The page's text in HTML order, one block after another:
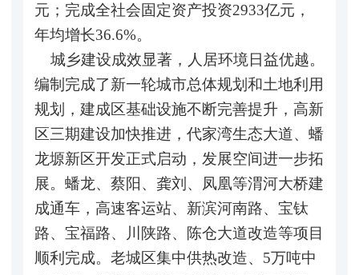
元；完成全社会固定资产投资2933亿元，
年均增长36.6%。
城乡建设成效显著，人居环境日益优越。
编制完成了新一轮城市总体规划和土地利用
规划，建成区基础设施不断完善提升，高新
区三期建设加快推进，代家湾生态大道、蟠
龙塬新区开发正式启动，发展空间进一步拓
展。蟠龙、蔡阳、龚刘、凤凰等渭河大桥建
成通车，高速客运站、新滨河南路、宝钛
路、宝福路、川陕路、陈仓大道改造等项目
顺利完成。老城区集中供热改造、5万吨中